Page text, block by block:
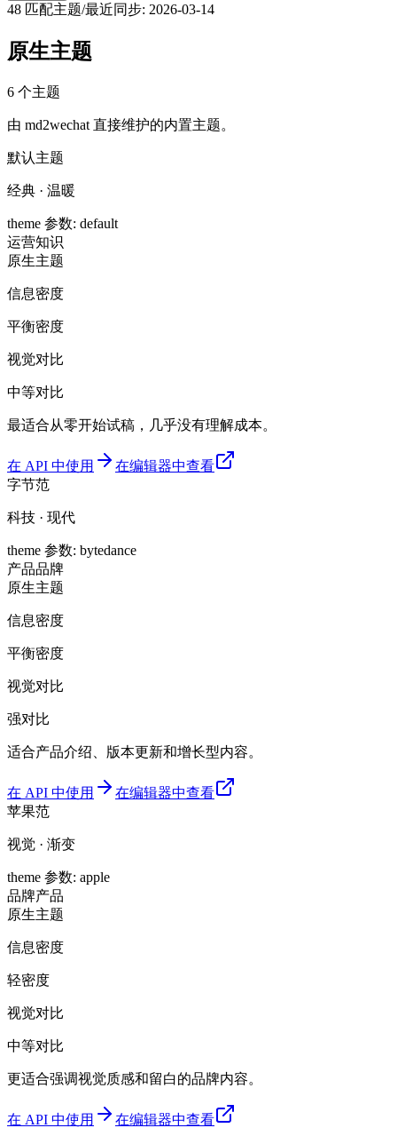
48 匹配主题/最近同步: 2026-03-14
原生主题
6 个主题
由 md2wechat 直接维护的内置主题。
默认主题
经典 · 温暖
theme 参数: default
运营知识
原生主题
信息密度
平衡密度
视觉对比
中等对比
最适合从零开始试稿，几乎没有理解成本。
在 API 中使用
在编辑器中查看
字节范
科技 · 现代
theme 参数: bytedance
产品品牌
原生主题
信息密度
平衡密度
视觉对比
强对比
适合产品介绍、版本更新和增长型内容。
在 API 中使用
在编辑器中查看
苹果范
视觉 · 渐变
theme 参数: apple
品牌产品
原生主题
信息密度
轻密度
视觉对比
中等对比
更适合强调视觉质感和留白的品牌内容。
在 API 中使用
在编辑器中查看